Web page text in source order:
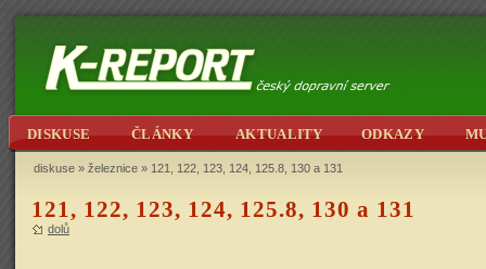
DISKUSE ČLÁNKY AKTUALITY ODKAZY
diskuse » železnice » 121, 122, 123, 124, 125.8, 130 a 131
121, 122, 123, 124, 125.8, 130 a 131
dolů